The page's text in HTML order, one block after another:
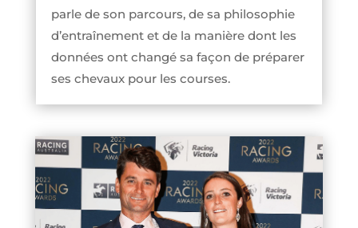
parle de son parcours, de sa philosophie
d’entraînement et de la manière dont les
données ont changé sa façon de préparer
ses chevaux pour les courses.